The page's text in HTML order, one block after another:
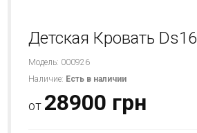
Детская Кровать Ds16
Модель: 000926
Наличие: Есть в наличии
от 28900 грн